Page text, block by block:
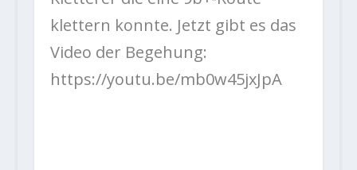
klettern konnte. Jetzt gibt es das
Video der Begehung:
https://youtu.be/mb0w45jxJpA